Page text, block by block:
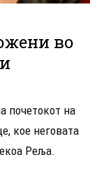
во
почетокот на
кое неговата
Реља.